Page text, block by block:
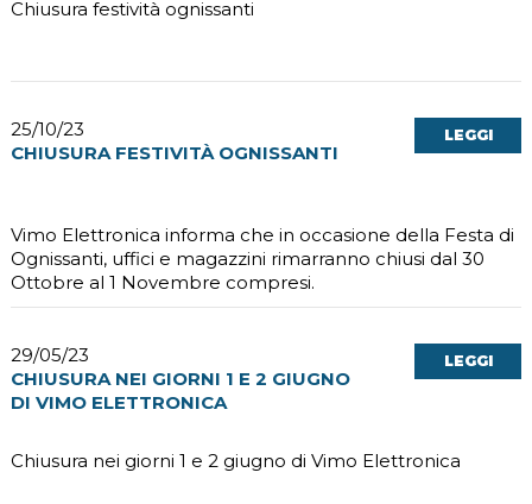
Chiusura festività ognissanti
25/10/23
CHIUSURA FESTIVITÀ OGNISSANTI
Vimo Elettronica informa che in occasione della Festa di
Ognissanti, uffici e magazzini rimarranno chiusi dal 30
Ottobre al 1 Novembre compresi.
LEGGI
29/05/23
CHIUSURA NEI GIORNI 1 E 2 GIUGNO
DI VIMO ELETTRONICA
Chiusura nei giorni 1 e 2 giugno di Vimo Elettronica
LEGGI